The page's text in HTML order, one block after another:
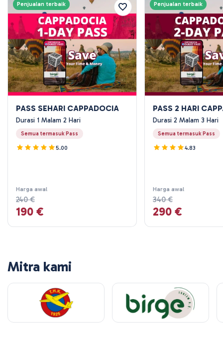
Penjualan terbaik
PASS SEHARI CAPPADOCIA
Durasi 1 Malam 2 Hari
Semua termasuk Pass
5.00
Harga awal
240 €
190 €
Penjualan terbaik
PASS 2 HARI
Durasi 2 Malam 3 Hari
Semua termasuk Pass
4.83
Harga awal
340 €
290 €
Mitra kami